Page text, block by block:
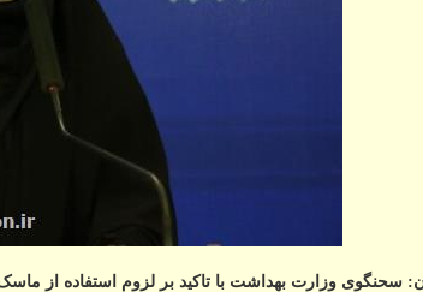
سحنگوی وزارت بهداشت با تاکید بر لزوم استفاده از